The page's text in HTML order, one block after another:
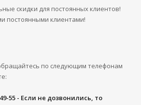
скидки для постоянных клиентов!
постоянными клиентами!
по следующим телефонам
55 - Если не дозвонились, то